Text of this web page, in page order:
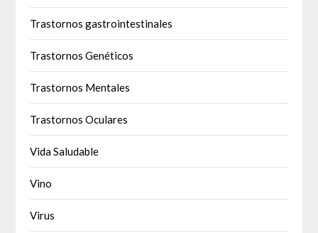
Trastornos gastrointestinales
Trastornos Genéticos
Trastornos Mentales
Trastornos Oculares
Vida Saludable
Vino
Virus